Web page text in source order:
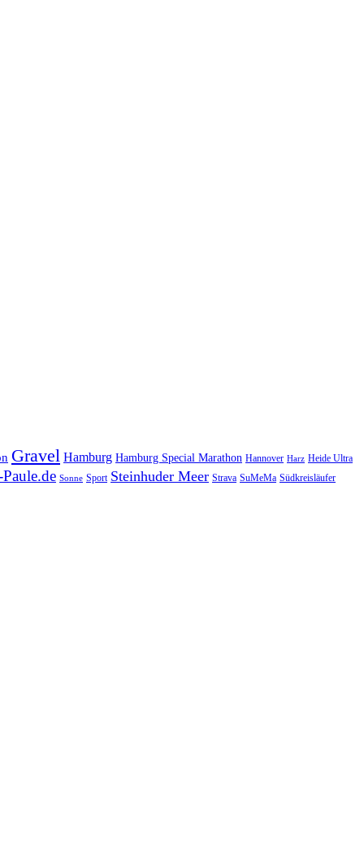
Gravel Hamburg Hamburg Special Marathon Hannover Harz Heide Ultra
Sonne Sport Steinhuder Meer Strava SuMeMa Südkreisläufer